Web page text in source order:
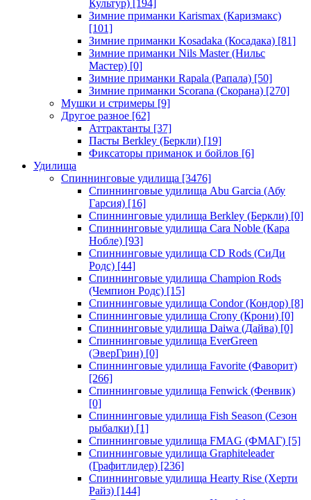
Культур) [194]
Зимние приманки Karismax (Каризмакс)
[101]
Зимние приманки Kosadaka (Косадака) [81]
Зимние приманки Nils Master (Нильс
Мастер) [0]
Зимние приманки Rapala (Рапала) [50]
Зимние приманки Scorana (Скорана) [270]
Мушки и стримеры [9]
Другое разное [62]
Аттрактанты [37]
Пасты Berkley (Беркли) [19]
Фиксаторы приманок и бойлов [6]
Удилища
Спиннинговые удилища [3476]
Спиннинговые удилища Abu Garcia (Абу
Гарсия) [16]
Спиннинговые удилища Berkley (Беркли) [0]
Спиннинговые удилища Cara Noble (Кара
Нобле) [93]
Спиннинговые удилища CD Rods (СиДи
Родс) [44]
Спиннинговые удилища Champion Rods
(Чемпион Родс) [15]
Спиннинговые удилища Condor (Кондор) [8]
Спиннинговые удилища Crony (Крони) [0]
Спиннинговые удилища Daiwa (Дайва) [0]
Спиннинговые удилища EverGreen
(ЭверГрин) [0]
Спиннинговые удилища Favorite (Фаворит)
[266]
Спиннинговые удилища Fenwick (Фенвик)
[0]
Спиннинговые удилища Fish Season (Сезон
рыбалки) [1]
Спиннинговые удилища FMAG (ФМАГ) [5]
Спиннинговые удилища Graphiteleader
(Графитлидер) [236]
Спиннинговые удилища Hearty Rise (Херти
Райз) [144]